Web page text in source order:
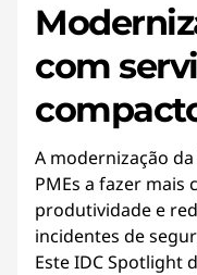
com
A modernização
PMEs a fazer mais
produtividade e
incidentes de
Este IDC Spotlight